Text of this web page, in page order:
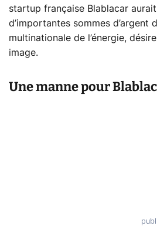
startup française Blablacar
d’importantes sommes d’argent
multinationale de l’énergie,
image.
Une manne pour